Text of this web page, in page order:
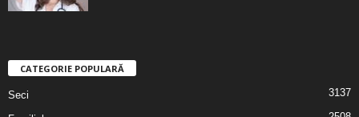
CATEGORIE POPULARĂ
Seci 3137